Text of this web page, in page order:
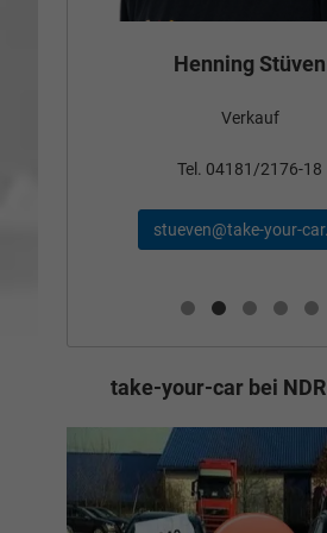
Henning Stüven
Verkauf
Tel. 04181/2176-18
stueven@take-your-
take-your-car bei